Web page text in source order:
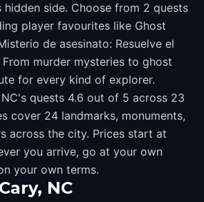
side. Choose from 2 quests
player favourites like Ghost
de asesinato: Resuelve el
From murder mysteries to ghost
for every kind of explorer.
quests 4.6 out of 5 across 23
cover 24 landmarks, monuments,
across the city. Prices start at
you arrive, go at your own
your own terms.
Cary, NC